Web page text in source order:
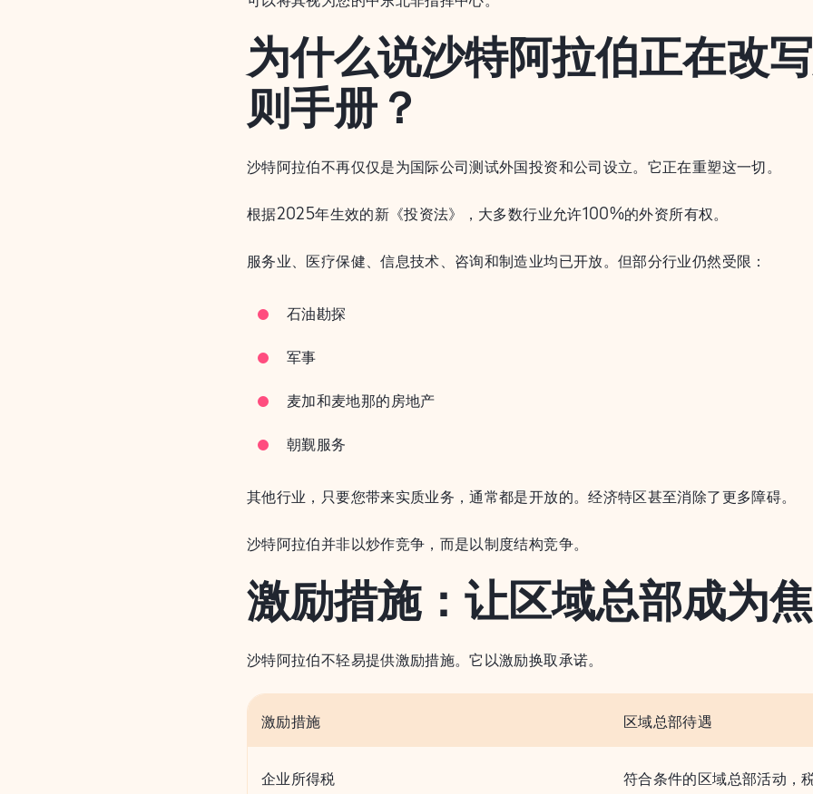
为什么说沙特阿拉伯正在改
则手册？
沙特阿拉伯不再仅仅是为国际公司测试外国投资和公司设立。它正在重塑这一切。
根据2025年生效的新《投资法》，大多数行业允许100%的外资所有权。
服务业、医疗保健、信息技术、咨询和制造业均已开放。但部分行业仍然受限：
石油勘探
军事
麦加和麦地那的房地产
朝觐服务
其他行业，只要您带来实质业务，通常都是开放的。经济特区甚至消除了更多障碍。
沙特阿拉伯并非以炒作竞争，而是以制度结构竞争。
激励措施：让区域总部成为
沙特阿拉伯不轻易提供激励措施。它以激励换取承诺。
激励措施 区域总部待遇
企业所得税 符合条件的区域总部活动，